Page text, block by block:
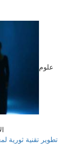
علوم
تطوير تقنية ثورية